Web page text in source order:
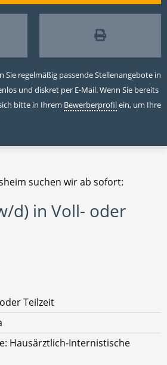
Sie regelmäßig passende Stellenangebote in
und diskret per E-Mail. Wenn Sie bereits
bitte in Ihrem Bewerberprofilein, um Ihre
suchen wir ab sofort:
d) in Voll- oder
Teilzeit
Hausärztlich-Internistische